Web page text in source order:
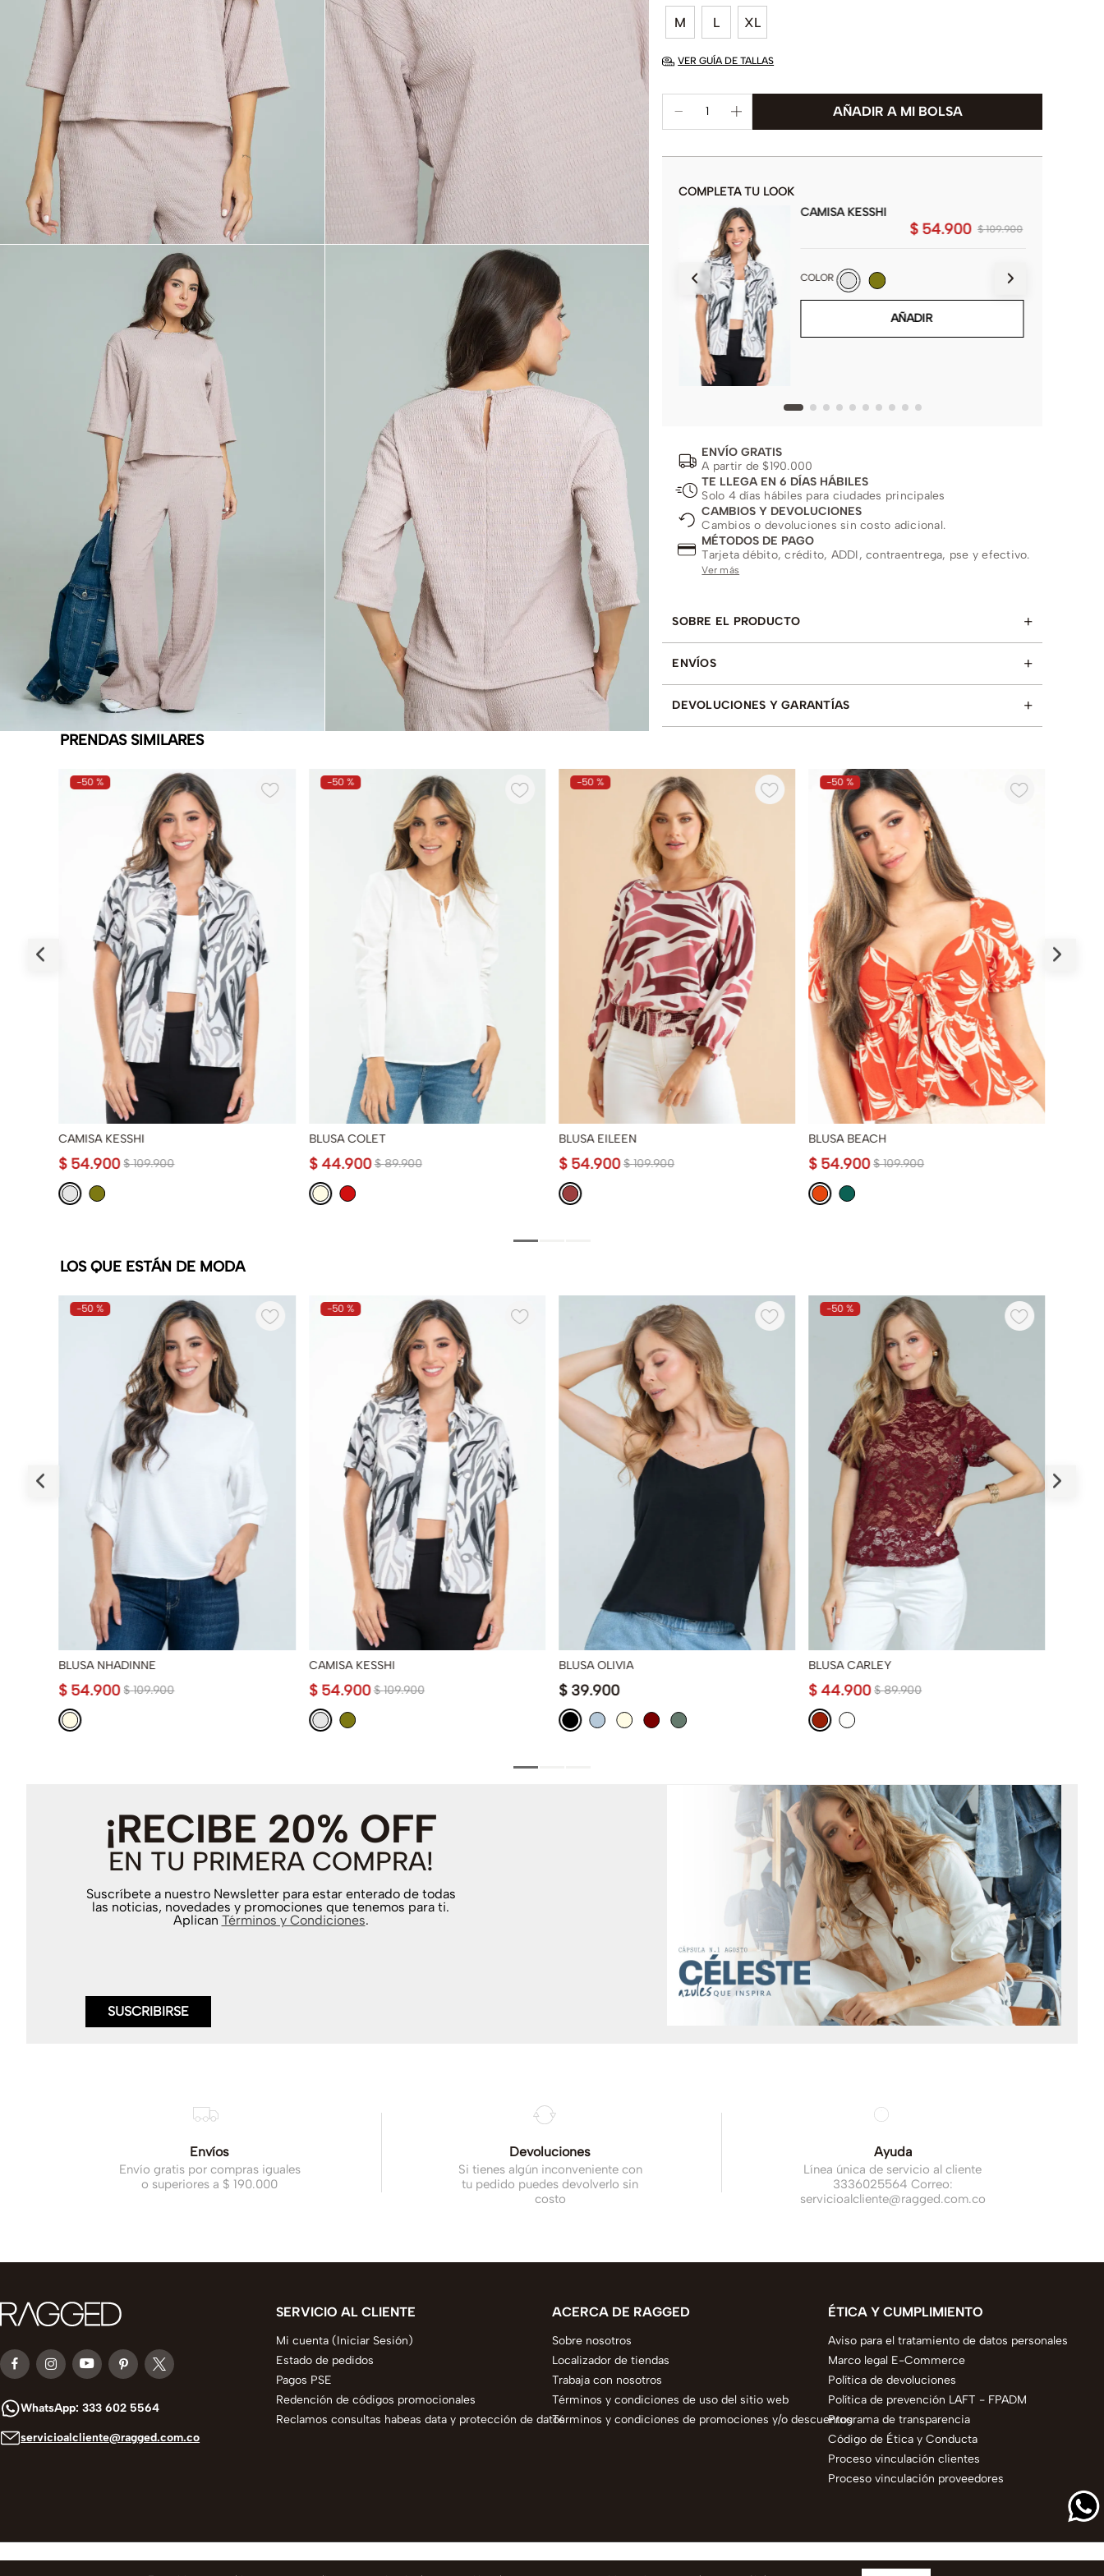
M L XL
VER GUÍA DE TALLAS
COMPLETA TU LOOK
BLUSA POLKY
$ 44 900
COLOR
AÑADIR
CAMISA KESSHI
$ 109.900
$ 54.900
COLOR
AÑADIR
ENVÍO GRATIS
A partir de $190.000
TE LLEGA EN 6 DÍAS HÁBILES
Solo 4 días hábiles para ciudades principales
CAMBIOS Y DEVOLUCIONES
Cambios o devoluciones sin costo adicional.
MÉTODOS DE PAGO
Tarjeta débito, crédito, ADDI, contraentrega, pse y efectivo.
Ver más
SOBRE EL PRODUCTO +
ENVÍOS +
DEVOLUCIONES Y GARANTÍAS
+
PRENDAS SIMILARES
-50 %
CAMISA KESSHI
$ 109.900
$ 54.900
-50 %
BLUSA COLET
$ 89.900
$ 44.900
-50 %
BLUSA EILEEN
$ 109.900
$ 54.900
-50 %
BLUSA BEACH
$ 109.900
$ 54.900
LOS QUE ESTÁN DE MODA
-50 %
BLUSA NHADINNE
$ 109.900
$ 54.900
-50 %
CAMISA KESSHI
$ 109.900
$ 54.900
BLUSA OLIVIA
$ 39.900
-50 %
BLUSA CARLEY
$ 89.900
$ 44.900
¡RECIBE 20% OFF
EN TU PRIMERA COMPRA!
Suscríbete a nuestro Newsletter para estar enterado de todas
las noticias, novedades y promociones que tenemos para ti.
Aplican Términos y Condiciones.
SUSCRIBIRSE
Envíos
Envío gratis por compras iguales
o superiores a $ 190.000
Devoluciones
Si tienes algún inconveniente con
tu pedido puedes devolverlo sin
costo
Ayuda
Línea única de servicio al cliente
3336025564 Correo:
servicioalcliente@ragged.com.co
WhatsApp: 333 602 5564
servicioalcliente@ragged.com.co
SERVICIO AL CLIENTE
Mi cuenta (Iniciar Sesión)
Estado de pedidos
Pagos PSE
Redención de códigos promocionales
Reclamos consultas habeas data y protección de datos
ACERCA DE RAGGED
Sobre nosotros
Localizador de tiendas
Trabaja con nosotros
Términos y condiciones de uso del sitio web
Términos y condiciones de promociones y/o descuentos
ÉTICA Y CUMPLIMIENTO
Aviso para el tratamiento de datos personales
Marco legal E-Commerce
Política de devoluciones
Política de prevención LAFT - FPADM
Programa de transparencia
Código de Ética y Conducta
Proceso vinculación clientes
Proceso vinculación proveedores